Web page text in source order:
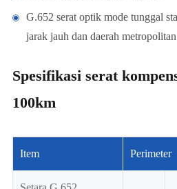
G.652 serat optik mode tunggal
jarak jauh dan daerah metropolitan
Spesifikasi serat
100km
Item Perimeter